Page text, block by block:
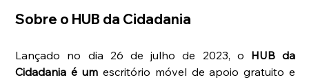
Sobre o HUB da Cidadania
Lançado no dia 26 de julho de 2023, o HUB da
Cidadania é um escritório móvel de apoio gratuito e